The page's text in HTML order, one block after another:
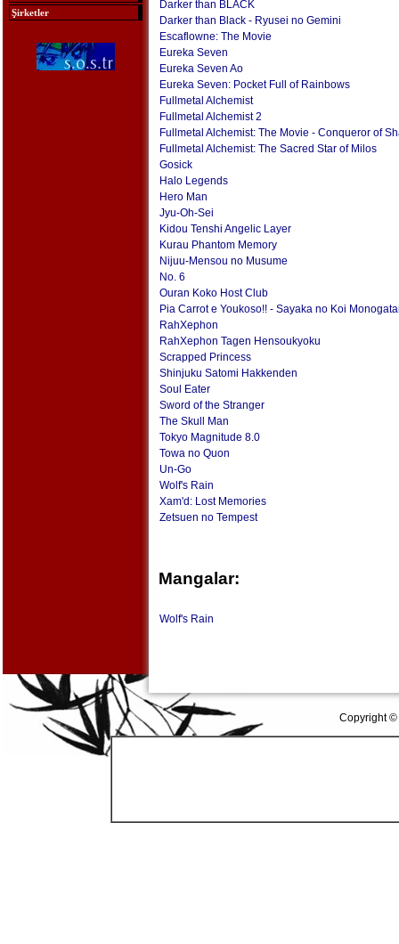
Şirketler
Darker than BLACK
Darker than Black - Ryusei no Gemini
Escaflowne: The Movie
Eureka Seven
Eureka Seven Ao
Eureka Seven: Pocket Full of Rainbows
Fullmetal Alchemist
Fullmetal Alchemist 2
Fullmetal Alchemist: The Movie - Conqueror of
Fullmetal Alchemist: The Sacred Star of Milos
Gosick
Halo Legends
Hero Man
Jyu-Oh-Sei
Kidou Tenshi Angelic Layer
Kurau Phantom Memory
Nijuu-Mensou no Musume
No. 6
Ouran Koko Host Club
Pia Carrot e Youkoso!! - Sayaka no Koi
RahXephon
RahXephon Tagen Hensoukyoku
Scrapped Princess
Shinjuku Satomi Hakkenden
Soul Eater
Sword of the Stranger
The Skull Man
Tokyo Magnitude 8.0
Towa no Quon
Un-Go
Wolf's Rain
Xam'd: Lost Memories
Zetsuen no Tempest
Mangalar:
Wolf's Rain
Copyright ©